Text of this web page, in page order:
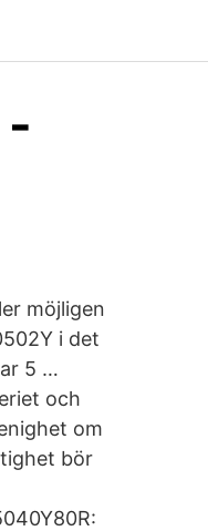
möjligen
i det
5 …
och
om
bör